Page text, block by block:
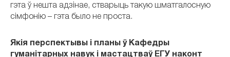
гэта ў нешта адзінае, стварыць такую шматгалосную
сімфонію – гэта было не проста.
Якія перспектывы і планы ў Кафедры
гуманітарных навук і мастацтваў ЕГУ наконт